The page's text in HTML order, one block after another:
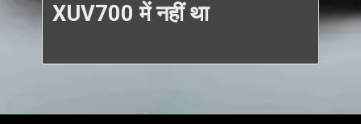
XUV700 में नहीं था